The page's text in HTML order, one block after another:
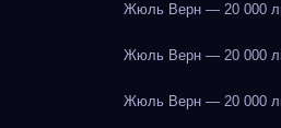
Жюль Верн — 20 000
Жюль Верн — 20 000
Жюль Верн — 20 000